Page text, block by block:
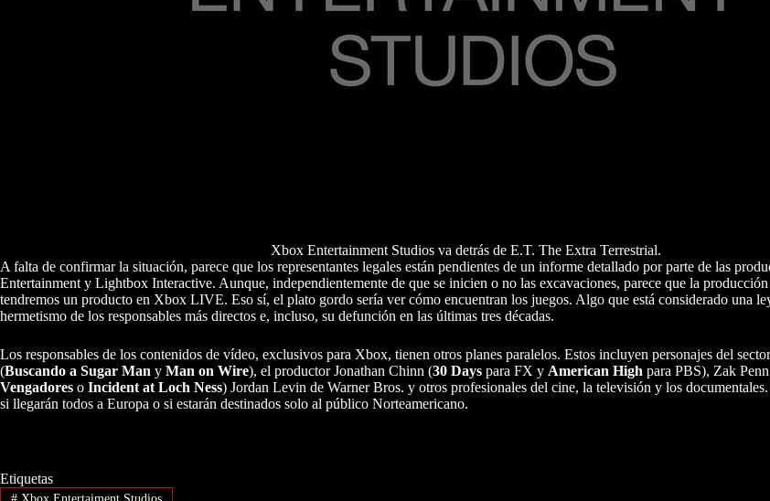
Xbox Entertainment Studios va detrás de E.T. The Extra Terrestrial.
A falta de confirmar la situación, parece que los representantes legales están pendientes de un informe detallado por parte de las
Entertainment y Lightbox Interactive. Aunque, independientemente de que se inicien o no las excavaciones, parece que la
tendremos un producto en Xbox LIVE. Eso sí, el plato gordo sería ver cómo encuentran los juegos. Algo que está considerado una
hermetismo de los responsables más directos e, incluso, su defunción en las últimas tres décadas.
Los responsables de los contenidos de vídeo, exclusivos para Xbox, tienen otros planes paralelos. Estos incluyen personajes del
(Buscando a Sugar Man y Man on Wire), el productor Jonathan Chinn (30 Days para FX y American High para PBS), Zak
Vengadores o Incident at Loch Ness) Jordan Levin de Warner Bros. y otros profesionales del cine, la televisión y los
si llegarán todos a Europa o si estarán destinados solo al público Norteamericano.
Etiquetas